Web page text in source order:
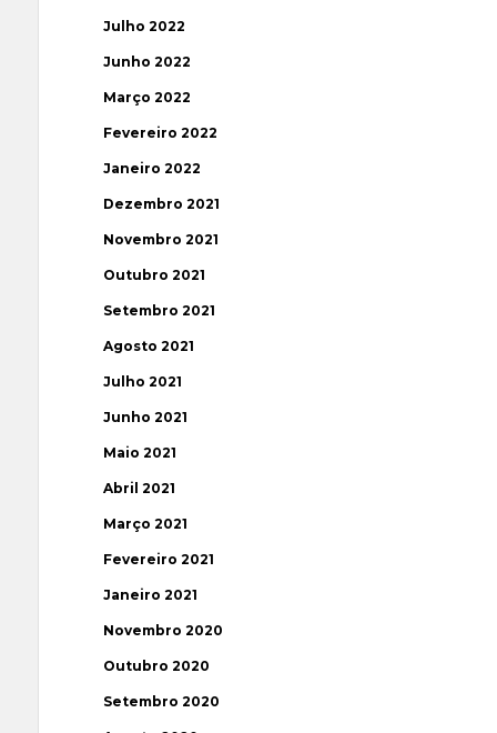
Julho 2022
Junho 2022
Março 2022
Fevereiro 2022
Janeiro 2022
Dezembro 2021
Novembro 2021
Outubro 2021
Setembro 2021
Agosto 2021
Julho 2021
Junho 2021
Maio 2021
Abril 2021
Março 2021
Fevereiro 2021
Janeiro 2021
Novembro 2020
Outubro 2020
Setembro 2020